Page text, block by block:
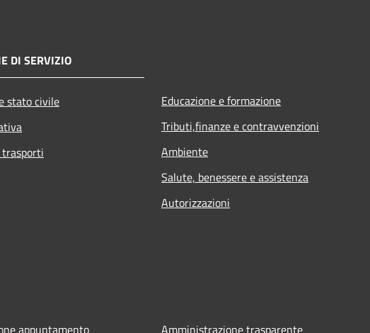
DI SERVIZIO
stato civile
Educazione e formazione
Tributi,finanze e contravvenzioni
Ambiente
Salute, benessere e assistenza
Autorizzazioni
appuntamento Amministrazione trasparente